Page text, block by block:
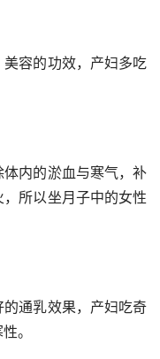
容的功效，产妇多吃
内的淤血与寒气，补
所以坐月子中的女性
通乳效果，产妇吃奇
。